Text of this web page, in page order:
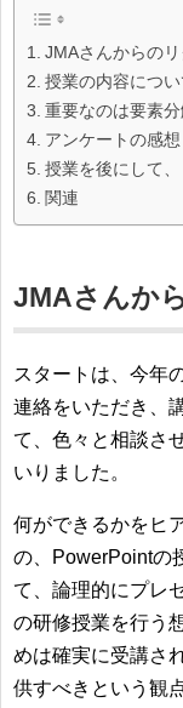
JMAさんからのリ
授業の内容につい
重要なのは要素
アンケートの感想
授業を後にして、
関連
JMAさんか
スタートは、今年
連絡をいただき、
て、色々と相談さ
いりました。
何ができるかをヒ
の、PowerPointの
て、論理的にプレ
の研修授業を行う
めは確実に受講さ
供すべきという観